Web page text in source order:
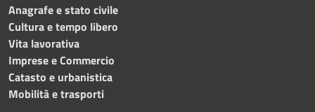
Anagrafe e stato civile
Cultura e tempo libero
Vita lavorativa
Imprese e Commercio
Catasto e urbanistica
Mobilità e trasporti